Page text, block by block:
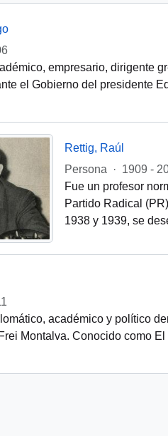
empresario, dirigente
el Gobierno del presidente
Rettig, Raúl
Persona
· 1909 -
Fue un profesor
Partido Radical
1938 y 1939, se
académico y político
Montalva. Conocido como